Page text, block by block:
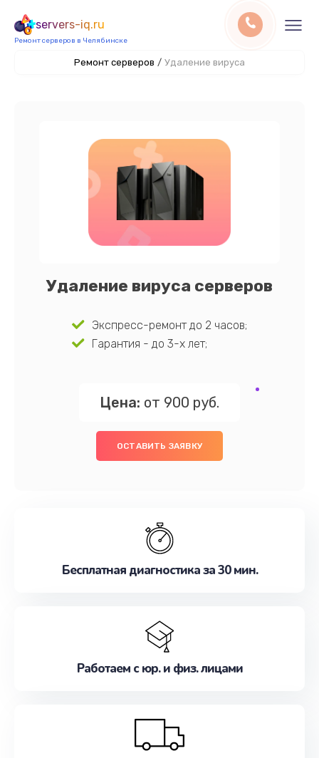
servers-iq.ru
Ремонт серверов в Челябинске
Ремонт серверов / Удаление вируса
Удаление вируса серверов
Экспресс-ремонт до 2 часов;
Гарантия - до 3-х лет;
Цена: от 900 руб.
ОСТАВИТЬ ЗАЯВКУ
Бесплатная диагностика за 30 мин.
Работаем с юр. и физ. лицами